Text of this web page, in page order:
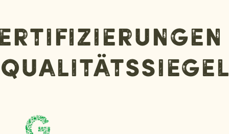
Qualitätssiegel